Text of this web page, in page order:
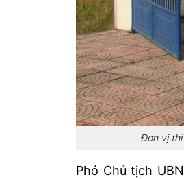
Đơn vị
Phó Chủ tịch